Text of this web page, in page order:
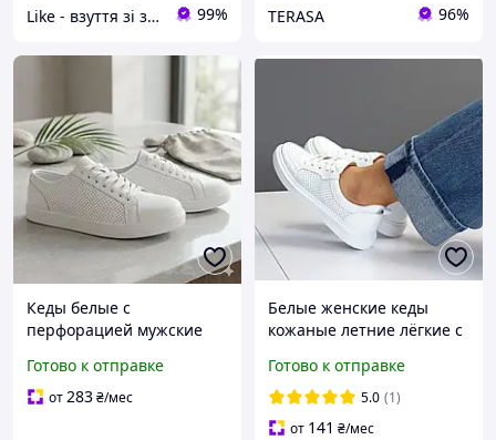
Like - взуття зі знижками! (партнер topik.com.ua) 99% TERASA 96%
Кеды белые с
перфорацией мужские
Готово к отправке
от283₴/мес
Белые женские кеды
кожаные летние лёгкие с
Готово к отправке
5.0 (1)
от 141 ₴/мес